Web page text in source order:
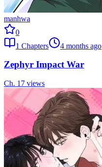
manhwa
0
1 Chapters 4 months ago
Zephyr Impact War
Ch. 1 7 views